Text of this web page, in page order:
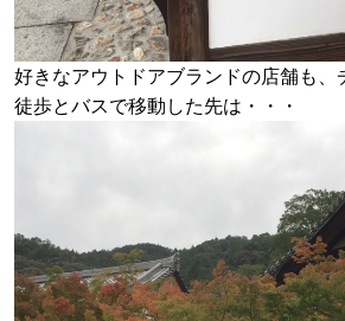
好きなアウトドアブランドの店舗も、
徒歩とバスで移動した先は・・・